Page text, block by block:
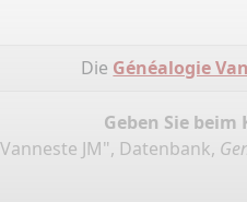
Die Généalogie
Geben Sie
JM", Datenbank,